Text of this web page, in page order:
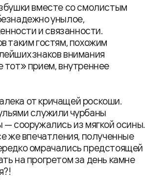
вместе со смолистым
унылое,
и связанности.
таким гостям, похожим
знаков внимания
тот» прием, внутреннее
от кричащей роскоши.
служили чурбаны
сооружались из мягкой осины.
же впечатления, полученные
омрачались предстоящей
на прогретом за день камне